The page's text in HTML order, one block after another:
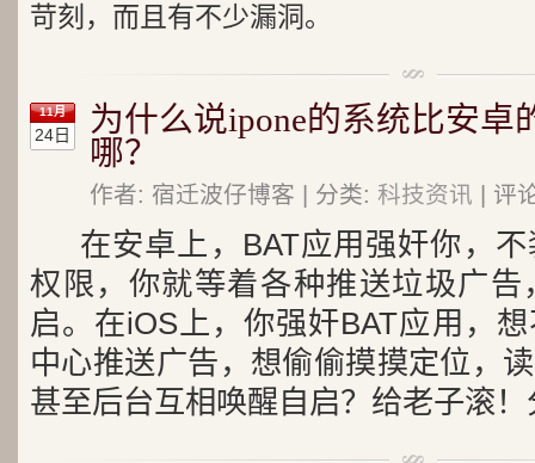
苛刻，而且有不少漏洞。
11月
24日
为什么说ipone的系统比安卓
哪？
作者: 宿迁波仔博客 | 分类: 科技资讯 | 评
在安卓上，BAT应用强奸你，
权限，你就等着各种推送垃圾广
启。 在iOS上，你强奸BAT应用，
中心推送广告，想偷偷摸摸定位，
甚至后台互相唤醒自启？给老子滚